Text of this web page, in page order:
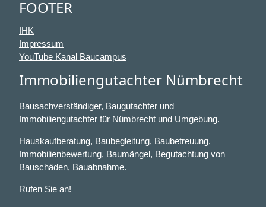
FOOTER
IHK
Impressum
YouTube Kanal Baucampus
Immobiliengutachter Nümbrecht
Bausachverständiger, Baugutachter und
Immobiliengutachter für Nümbrecht und Umgebung.
Hauskaufberatung, Baubegleitung, Baubetreuung,
Immobilienbewertung, Baumängel, Begutachtung von
Bauschäden, Bauabnahme.
Rufen Sie an!